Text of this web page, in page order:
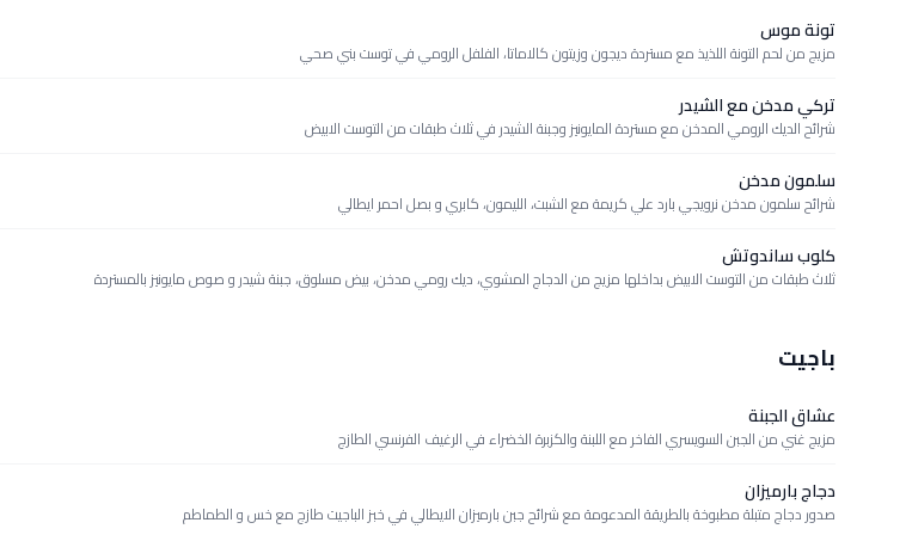
تونة موس
مزيج من لحم التونة اللذيذ مع مستردة ديجون وزيتون كالاماتا، الفلفل الرومي في توست بني صحي
تركي مدخن مع الشيدر
شرائح الديك الرومي المدخن مع مستردة المايونيز وجبنة الشيدر في ثلاث طبقات من التوست الابيض
سلمون مدخن
شرائح سلمون مدخن نرويجي بارد علي كريمة مع الشبت، الليمون، كابري و بصل احمر ايطالي
كلوب ساندوتش
ثلاث طبقات من التوست الابيض بداخلها مزيج من الدجاج المشوي، ديك رومي مدخن، بيض مسلوق، جبنة شيدر و صوص مايونيز بالمستردة
باجيت
عشاق الجبنة
مزيج غني من الجبن السويسري الفاخر مع اللبنة والكزبرة الخضراء في الرغيف الفرنسي الطازج
دجاج بارميزان
صدور دجاج متبلة مطبوخة بالطريقة المدعومة مع شرائح جبن بارميزان الايطالي في خبز الباجيت طازج مع خس و الطماطم